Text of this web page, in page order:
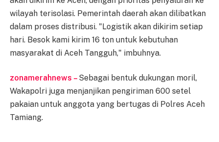
wilayah terisolasi. Pemerintah daerah akan dilibatkan
dalam proses distribusi. "Logistik akan dikirim setiap
hari. Besok kami kirim 16 ton untuk kebutuhan
masyarakat di Aceh Tangguh," imbuhnya.
zonamerahnews – Sebagai bentuk dukungan moril,
Wakapolri juga menjanjikan pengiriman 600 setel
pakaian untuk anggota yang bertugas di Polres Aceh
Tamiang.